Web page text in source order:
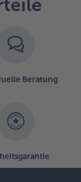
Beratung